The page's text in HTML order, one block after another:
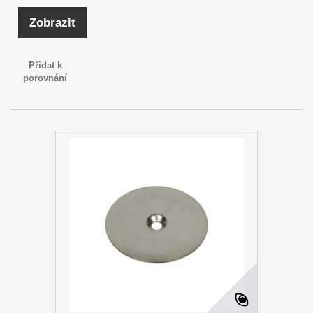
Zobrazit
Přidat k
porovnání